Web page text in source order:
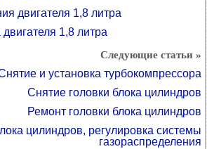
двигателя 1,8 литра
1,8 литра
Следующие статьи »
и установка турбокомпрессора
Снятие головки блока цилиндров
Ремонт головки блока цилиндров
цилиндров, регулировка системы
газораспределения